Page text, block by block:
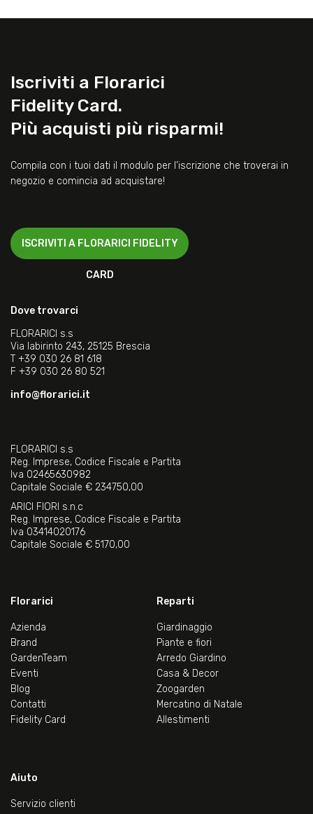
Iscriviti a Florarici
Fidelity Card.
Più acquisti più risparmi!
Compila con i tuoi dati il modulo per l’iscrizione che troverai in
negozio e comincia ad acquistare!
ISCRIVITI A FLORARICI FIDELITY
CARD
Dove trovarci
FLORARICI s.s
Via labirinto 243, 25125 Brescia
T +39 030 26 81 618
F +39 030 26 80 521
info@florarici.it
FLORARICI s.s
Reg. Imprese, Codice Fiscale e Partita
Iva 02465630982
Capitale Sociale € 234750,00
ARICI FIORI s.n.c
Reg. Imprese, Codice Fiscale e Partita
Iva 03414020176
Capitale Sociale € 5170,00
Florarici
Azienda
Brand
GardenTeam
Eventi
Blog
Contatti
Fidelity Card
Reparti
Giardinaggio
Piante e fiori
Arredo Giardino
Casa & Decor
Zoogarden
Mercatino di Natale
Allestimenti
Aiuto
Servizio clienti